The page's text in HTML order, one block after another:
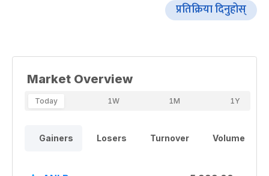
प्रतिक्रिया दिनुहोस्